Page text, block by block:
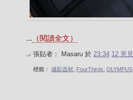
... （閱讀全文）
張貼者： Masaru 於 23:34 12 意見
標籤： 攝影器材 FourThirds OLYMPUS